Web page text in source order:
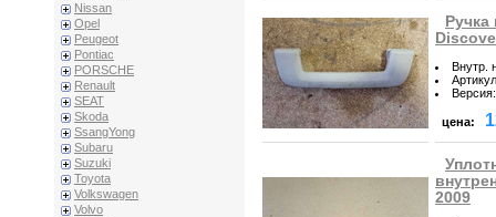
Nissan
Opel
Peugeot
Pontiac
PORSCHE
Renault
SEAT
Skoda
SsangYong
Subaru
Suzuki
Toyota
Volkswagen
Volvo
Внутр.
Артикул
Версия:
цена:
2009